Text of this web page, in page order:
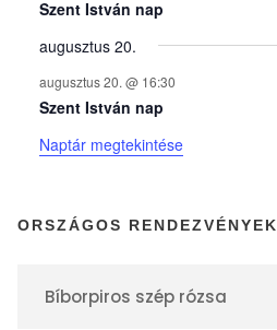
y
e
k
n
a
Szent István nap
augusztus 20.
augusztus 20. @ 16:30
Szent István nap
Naptár megtekintése
ORSZÁGOS RENDEZVÉNYEK
Bíborpiros szép rózsa